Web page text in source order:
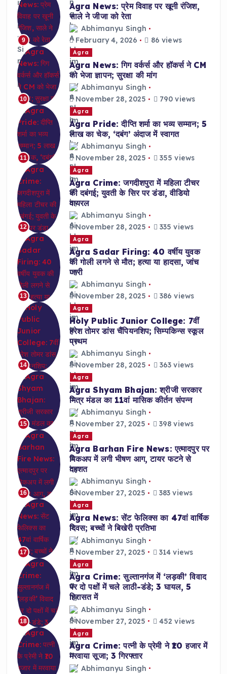
9
Agra News: प्रेम विवाह पर खूनी रंजिश,
साले ने जीजा को रेता
Abhimanyu Singh
February 4, 2026
86 views
10
Agra
Agra News: गिग वर्कर्स और हॉकर्स ने CM
को भेजा ज्ञापन; सुरक्षा की मांग
Abhimanyu Singh
November 28, 2025
790 views
11
Agra
Agra Pride: दीप्ति शर्मा का भव्य सम्मान; 5
लाख का चेक, ‘दबंग’ अंदाज में स्वागत
Abhimanyu Singh
November 28, 2025
355 views
12
Agra
Agra Crime: जगदीशपुरा में महिला टीचर
की दबंगई; युवती के सिर पर डंडा, वीडियो
वायरल
Abhimanyu Singh
November 28, 2025
335 views
13
Agra
Agra Sadar Firing: 40 वर्षीय युवक
की गोली लगने से मौत; हत्या या हादसा, जांच
जारी
Abhimanyu Singh
November 28, 2025
386 views
14
Agra
Holy Public Junior College: 7वीं
हरेश तोमर डांस चैंपियनशिप; सिम्पकिन्स स्कूल
प्रथम
Abhimanyu Singh
November 28, 2025
363 views
15
Agra
Agra Shyam Bhajan: श्रीजी सरकार
मित्र मंडल का 11वां मासिक कीर्तन संपन्न
Abhimanyu Singh
November 27, 2025
398 views
16
Agra
Agra Barhan Fire News: एत्मादपुर पर
पिकअप में लगी भीषण आग, टायर फटने से
दहशत
Abhimanyu Singh
November 27, 2025
383 views
17
Agra
Agra News: सेंट फेलिक्स का 47वां वार्षिक
दिवस; बच्चों ने बिखेरी प्रतिभा
Abhimanyu Singh
November 27, 2025
314 views
18
Agra
Agra Crime: सुल्तानगंज में ‘लड़की’ विवाद
पर दो पक्षों में चले लाठी-डंडे; 3 घायल, 5
हिरासत में
Abhimanyu Singh
November 27, 2025
452 views
Agra
Agra Crime: पत्नी के प्रेमी ने ₹10 हजार में
मरवाया सूजा; 3 गिरफ्तार
Abhimanyu Singh